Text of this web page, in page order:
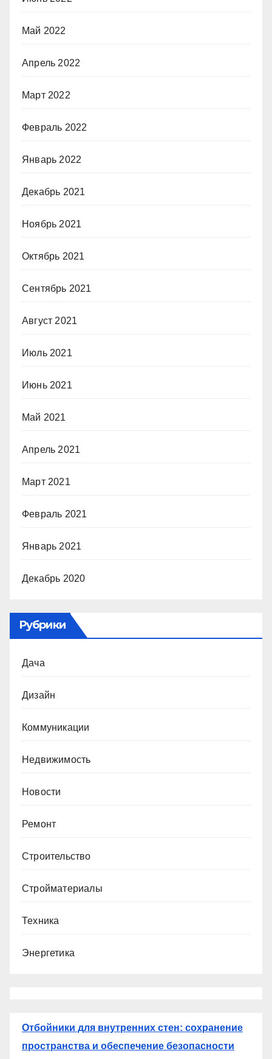
Май 2022
Апрель 2022
Март 2022
Февраль 2022
Январь 2022
Декабрь 2021
Ноябрь 2021
Октябрь 2021
Сентябрь 2021
Август 2021
Июль 2021
Июнь 2021
Май 2021
Апрель 2021
Март 2021
Февраль 2021
Январь 2021
Декабрь 2020
Рубрики
Дача
Дизайн
Коммуникации
Недвижимость
Новости
Ремонт
Строительство
Стройматериалы
Техника
Энергетика
Отбойники для внутренних стен: сохранение
пространства и обеспечение безопасности